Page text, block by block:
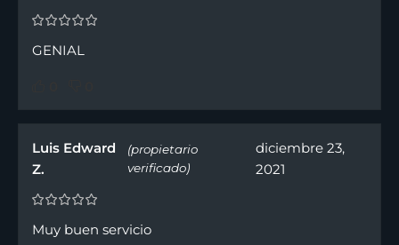
GENIAL
Luis Edward
Z.
(propietario
verificado)
diciembre 23,
2021
Muy buen servicio